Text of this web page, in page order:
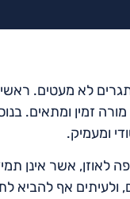
לא מעטים.
זמין ומתאים.
ומעמיק.
אשר אינן
ולעיתים אף להביא